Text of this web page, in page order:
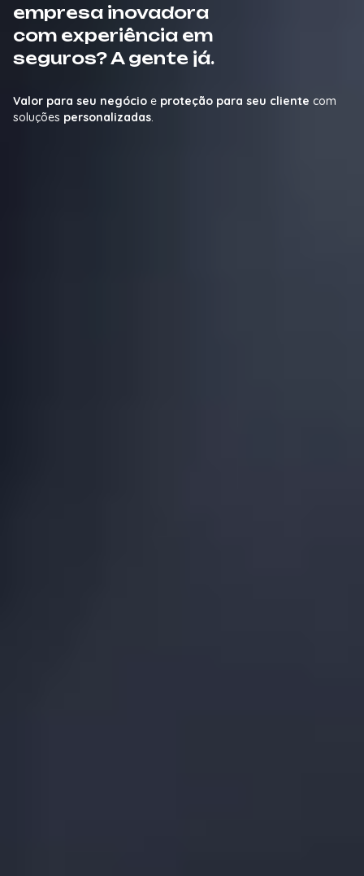
empresa inovadora
com experiência em
seguros? A gente já.
Valor para seu negócio e proteção para seu cliente com
soluções personalizadas.